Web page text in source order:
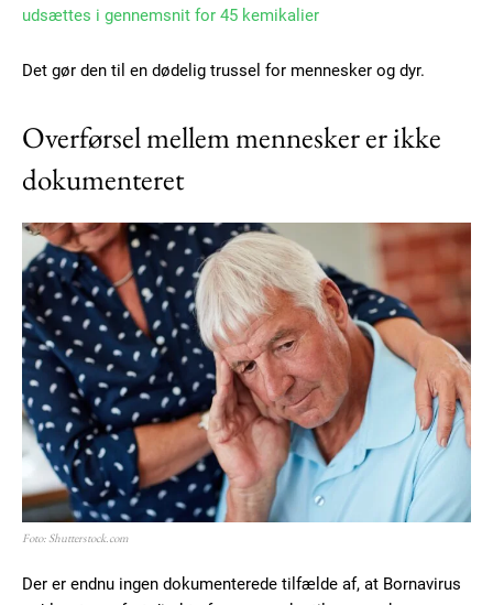
udsættes i gennemsnit for 45 kemikalier
Det gør den til en dødelig trussel for mennesker og dyr.
Overførsel mellem mennesker er ikke
dokumenteret
Foto: Shutterstock.com
Der er endnu ingen dokumenterede tilfælde af, at Bornavirus